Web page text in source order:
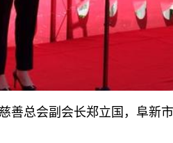
总会副会长郑立国，阜新